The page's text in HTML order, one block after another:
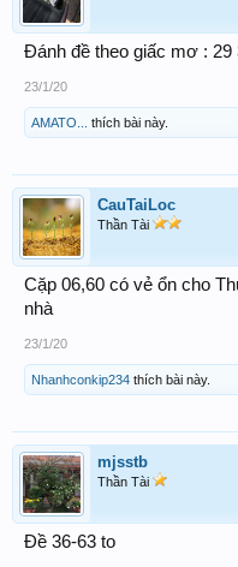
Đánh đề theo giấc mơ : 29
23/1/20
AMATO... thích bài này.
CauTaiLoc
Thần Tài
Cặp 06,60 có vẻ ổn cho
nhà
23/1/20
Nhanhconkip234 thích bài này.
mjsstb
Thần Tài
Đề 36-63 to